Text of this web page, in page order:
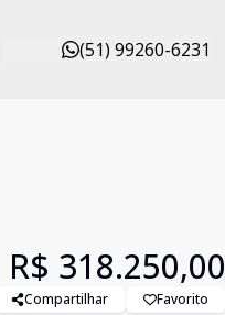
(51) 99260-6231
R$ 318.250,00
Compartilhar Favorito